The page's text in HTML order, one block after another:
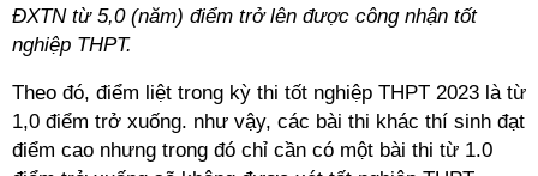
ĐXTN từ 5,0 (năm) điểm trở lên được công nhận tốt
nghiệp THPT.
Theo đó, điểm liệt trong kỳ thi tốt nghiệp THPT 2023 là từ
1,0 điểm trở xuống. như vậy, các bài thi khác thí sinh đạt
điểm cao nhưng trong đó chỉ cần có một bài thi từ 1.0